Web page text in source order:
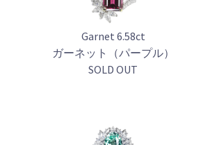
Garnet 6.58ct
ガーネット（パープル）
SOLD OUT